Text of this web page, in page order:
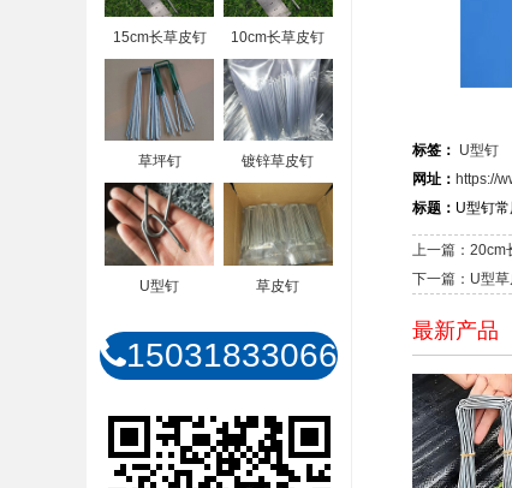
15cm长草皮钉 10cm长草皮钉
草坪钉 镀锌草皮钉
U型钉 草皮钉
15031833066
标签： U型钉
网址： https://
标题： U型钉
上一篇：20cm
下一篇：U型
最新产品